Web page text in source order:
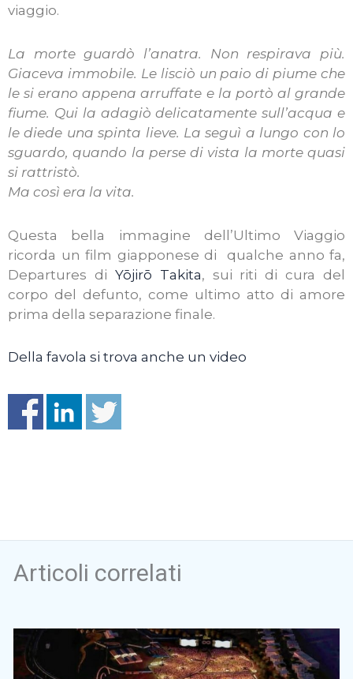
viaggio.
La morte guardò l’anatra. Non respirava più.
Giaceva immobile. Le lisciò un paio di piume che
le si erano appena arruffate e la portò al grande
fiume. Qui la adagiò delicatamente sull’acqua e
le diede una spinta lieve. La seguì a lungo con lo
sguardo, quando la perse di vista la morte quasi
si rattristò.
Ma così era la vita.
Questa bella immagine dell’Ultimo Viaggio
ricorda un film giapponese di qualche anno fa,
Departures di Yōjirō Takita, sui riti di cura del
corpo del defunto, come ultimo atto di amore
prima della separazione finale.
Della favola si trova anche un video
Articoli correlati